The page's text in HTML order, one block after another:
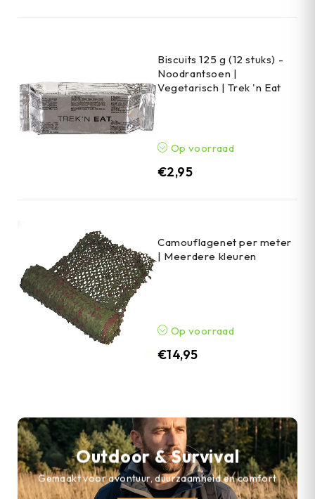
Biscuits 125 g (12 stuks) -
Noodrantsoen |
Vegetarisch | Trek 'n Eat
Op voorraad
€2,95
Camouflagenet per meter
| Meerdere kleuren
Op voorraad
€14,95
Outdoor & Survival
Gemaakt voor avontuur, duurzaamheid en comfort